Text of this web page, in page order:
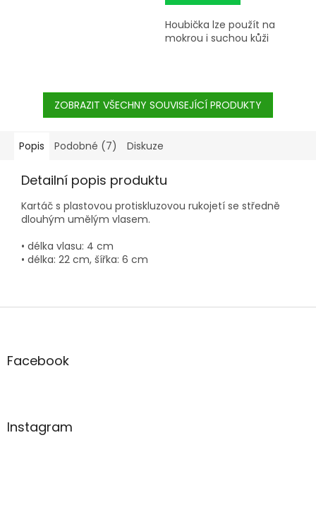
Houbička lze použít na
mokrou i suchou kůži
ZOBRAZIT VŠECHNY SOUVISEJÍCÍ PRODUKTY
Popis Podobné (7) Diskuze
Detailní popis produktu
Kartáč s plastovou protiskluzovou rukojetí se středně
dlouhým umělým vlasem.
• délka vlasu: 4 cm
• délka: 22 cm, šířka: 6 cm
Z
aFacebook
Instagram